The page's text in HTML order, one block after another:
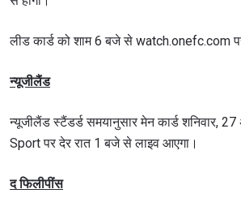
लीड कार्ड को शाम 6 बजे से watch.onefc.com
न्यूजीलैंड
न्यूजीलैंड स्टैंडर्ड समयानुसार मेन कार्ड शनिवार,
Sport पर देर रात 1 बजे से लाइव आएगा।
द फिलीपींस